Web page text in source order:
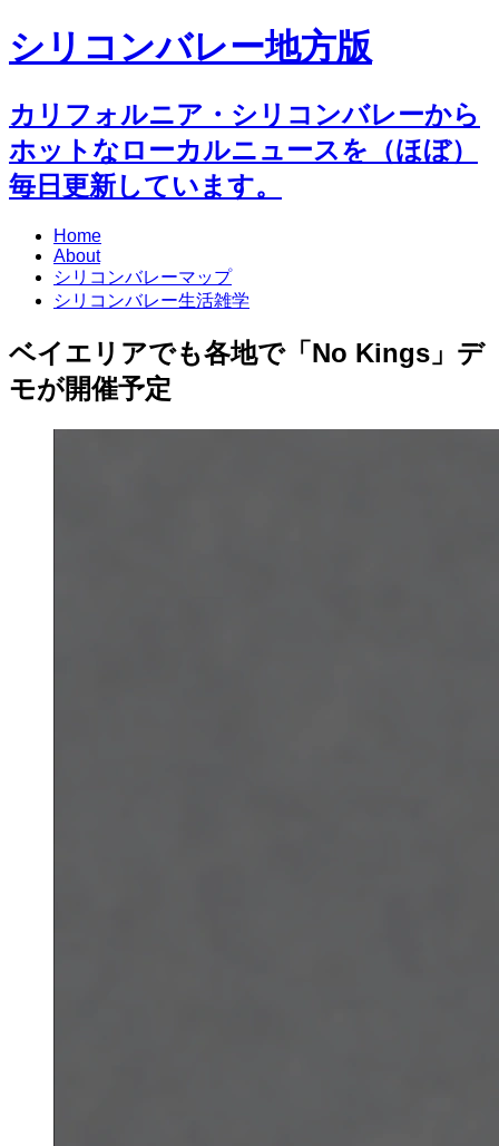
シリコンバレー地方版
カリフォルニア・シリコンバレーから
ホットなローカルニュースを（ほぼ）
毎日更新しています。
Home
About
シリコンバレーマップ
シリコンバレー生活雑学
ベイエリアでも各地で「No Kings」デ
モが開催予定